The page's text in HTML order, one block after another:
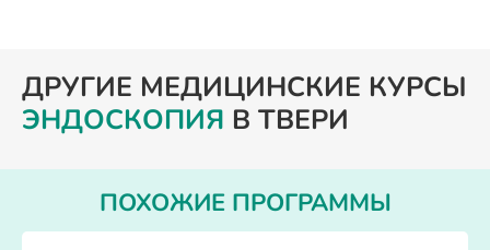
ДРУГИЕ МЕДИЦИНСКИЕ КУРСЫ
ЭНДОСКОПИЯ В ТВЕРИ
ПОХОЖИЕ ПРОГРАММЫ